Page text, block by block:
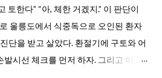
로 선정했고, 의협은 “헌법소원까지
월 19일 관리급여가 시행됐고, 4월 20
” 검토 소식까지 나온 것이다. 결국 실
토한다” “아, 체한 거겠지.” 이 판단이
울릉도에서 식중독으로 오인된 환자
단을 받고 살았다. 환절기에 구토와 어
시선 체크를 먼저 하자. 그리고 이 변